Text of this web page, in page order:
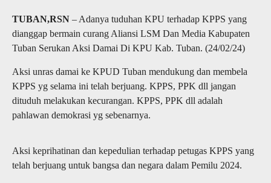
TUBAN,RSN – Adanya tuduhan KPU terhadap KPPS yang
dianggap bermain curang Aliansi LSM Dan Media Kabupaten
Tuban Serukan Aksi Damai Di KPU Kab. Tuban. (24/02/24)
Aksi unras damai ke KPUD Tuban mendukung dan membela
KPPS yg selama ini telah berjuang. KPPS, PPK dll jangan
dituduh melakukan kecurangan. KPPS, PPK dll adalah
pahlawan demokrasi yg sebenarnya.
Aksi keprihatinan dan kepedulian terhadap petugas KPPS yang
telah berjuang untuk bangsa dan negara dalam Pemilu 2024.